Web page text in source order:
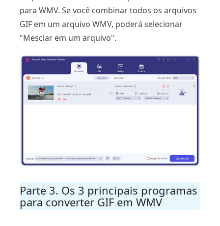
para WMV. Se você combinar todos os arquivos
GIF em um arquivo WMV, poderá selecionar
"Mesclar em um arquivo".
Parte 3. Os 3 principais programas
para converter GIF em WMV